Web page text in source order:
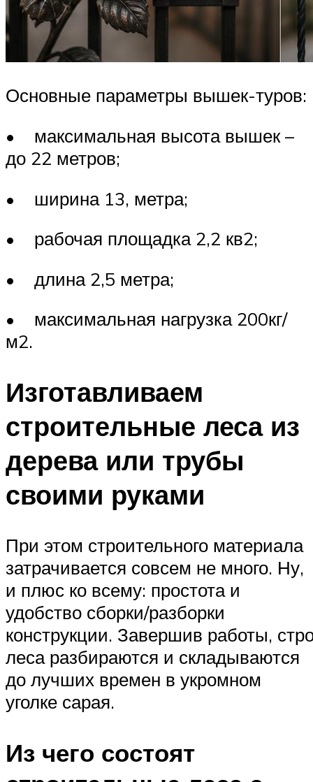
Основные параметры вышек-туров:
• максимальная высота вышек –
до 22 метров;
• ширина 13, метра;
• рабочая площадка 2,2 кв2;
• длина 2,5 метра;
• максимальная нагрузка 200кг/
м2.
Изготавливаем
строительные леса из
дерева или трубы
своими руками
При этом строительного материала
затрачивается совсем не много. Ну,
и плюс ко всему: простота и
удобство сборки/разборки
конструкции. Завершив работы,
леса разбираются и складываются
до лучших времен в укромном
уголке сарая.
Из чего состоят